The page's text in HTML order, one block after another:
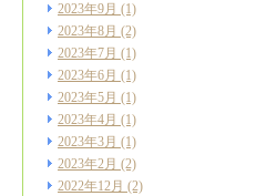
2023年9月 (1)
2023年8月 (2)
2023年7月 (1)
2023年6月 (1)
2023年5月 (1)
2023年4月 (1)
2023年3月 (1)
2023年2月 (2)
2022年12月 (2)